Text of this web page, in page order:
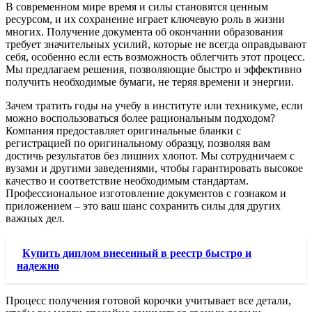
В современном мире время и силы становятся ценным
ресурсом, и их сохранение играет ключевую роль в жизни
многих. Получение документа об окончании образования
требует значительных усилий, которые не всегда оправдывают
себя, особенно если есть возможность облегчить этот процесс.
Мы предлагаем решения, позволяющие быстро и эффективно
получить необходимые бумаги, не теряя времени и энергии.
Зачем тратить годы на учебу в институте или техникуме, если
можно воспользоваться более рациональным подходом?
Компания предоставляет оригинальные бланки с
регистрацией по оригинальному образцу, позволяя вам
достичь результатов без лишних хлопот. Мы сотрудничаем с
вузами и другими заведениями, чтобы гарантировать высокое
качество и соответствие необходимым стандартам.
Профессиональное изготовление документов с гознаком и
приложением – это ваш шанс сохранить силы для других
важных дел.
Купить диплом внесенный в реестр быстро и
надежно
Процесс получения готовой корочки учитывает все детали,